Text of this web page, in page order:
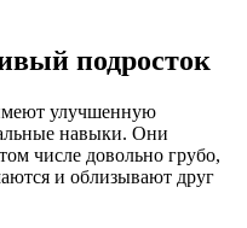
подросток
улучшенную
навыки. Они
числе довольно грубо,
и облизывают друг